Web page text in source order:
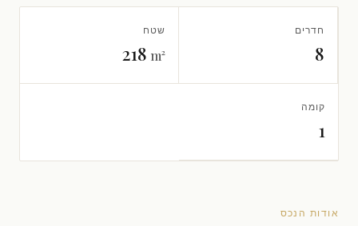
חדרים
8
שטח
218 m²
קומה
1
אודות הנכס